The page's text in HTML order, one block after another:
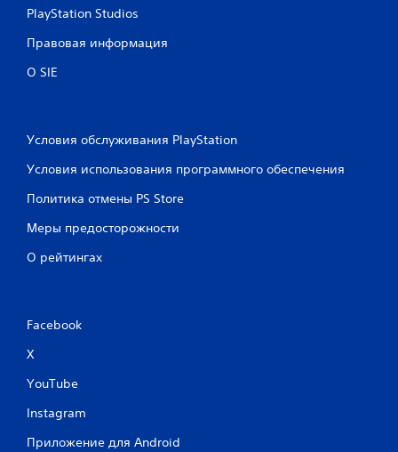
PlayStation Studios
Правовая информация
О SIE
Условия обслуживания PlayStation
Условия использования программного обеспечения
Политика отмены PS Store
Меры предосторожности
О рейтингах
Facebook
X
YouTube
Instagram
Приложение для Android